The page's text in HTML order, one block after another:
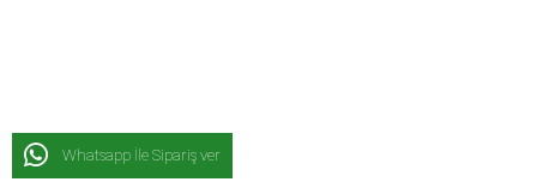
Whatsapp İle Sipariş ver